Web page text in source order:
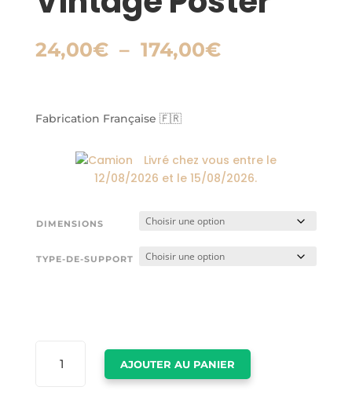
24,00€ – 174,00€Plage
Fabrication Française 🇫🇷
Livré chez vous entre le
12/08/2026 et le15/08/2026.
DIMENSIONS
TYPE-DE-SUPPORT
AJOUTER AU PANIER